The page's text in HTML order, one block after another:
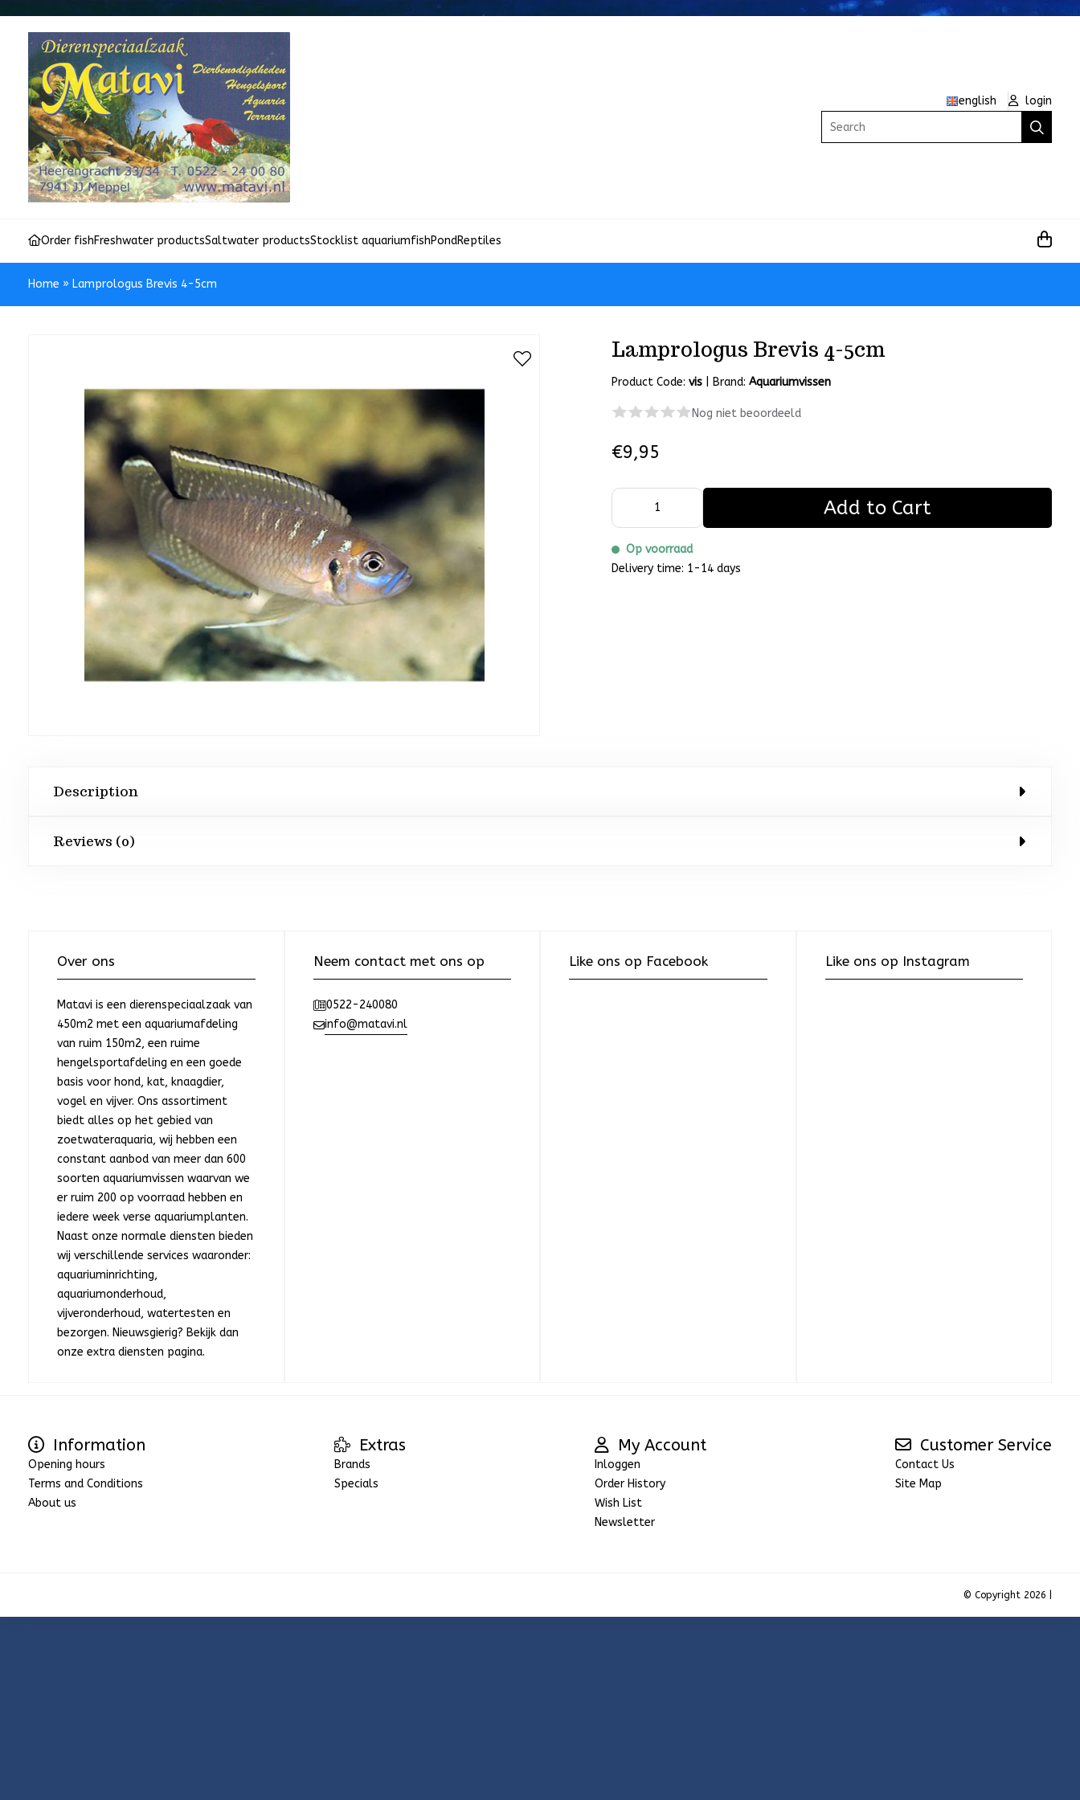
english
login
Search
Order fishFreshwater productsSaltwater productsStocklist aquariumfishPondReptiles
Home » Lamprologus Brevis 4-5cm
Lamprologus Brevis 4-5cm
Product Code:vis Brand:Aquariumvissen
Nog niet beoordeeld
€9,95
Add to Cart
Op voorraad
Delivery time: 1-14 days
Description
Reviews (0)
Over ons
Matavi is een dierenspeciaalzaak van
450m2 met een aquariumafdeling
van ruim 150m2, een ruime
hengelsportafdeling en een goede
basis voor hond, kat, knaagdier,
vogel en vijver. Ons assortiment
biedt alles op het gebied van
zoetwateraquaria, wij hebben een
constant aanbod van meer dan 600
soorten aquariumvissen waarvan we
er ruim 200 op voorraad hebben en
iedere week verse aquariumplanten.
Naast onze normale diensten bieden
wij verschillende services waaronder:
aquariuminrichting,
aquariumonderhoud,
vijveronderhoud, watertesten en
bezorgen. Nieuwsgierig? Bekijk dan
onze extra diensten pagina.
Neem contact met ons op
0522-240080
info@matavi.nl
Like ons op Facebook Like ons op Instagram
Information
Opening hours
Terms and Conditions
About us
Extras
Brands
Specials
My Account
Inloggen
Order History
Wish List
Newsletter
Customer Service
Contact Us
Site Map
© Copyright 2026 |